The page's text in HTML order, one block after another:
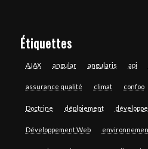
Étiquettes
AJAX angular angularjs api
assurance qualité climat confoo
Doctrine déploiement
Développement Web